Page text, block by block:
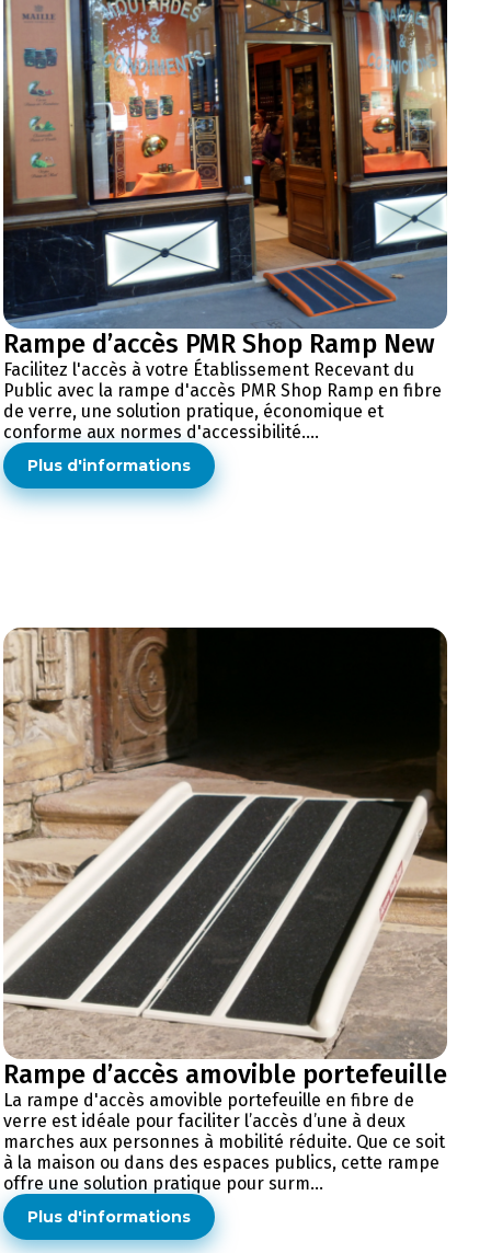
Rampe d’accès PMR Shop Ramp New
Facilitez l'accès à votre Établissement Recevant du
Public avec la rampe d'accès PMR Shop Ramp en fibre
de verre, une solution pratique, économique et
conforme aux normes d'accessibilité....
Plus d'informations
Rampe d’accès amovible portefeuille
La rampe d'accès amovible portefeuille en fibre de
verre est idéale pour faciliter l’accès d’une à deux
marches aux personnes à mobilité réduite. Que ce soit
à la maison ou dans des espaces publics, cette rampe
offre une solution pratique pour surm...
Plus d'informations